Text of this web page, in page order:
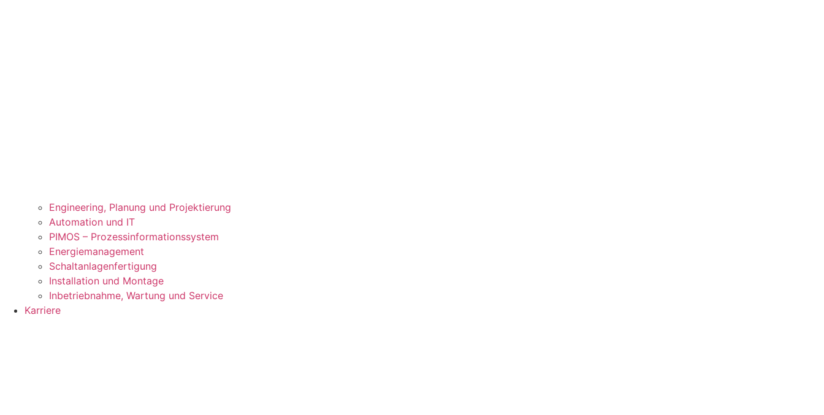
Engineering, Planung und Projektierung
Automation und IT
PIMOS – Prozessinformationssystem
Energiemanagement
Schaltanlagenfertigung
Installation und Montage
Inbetriebnahme, Wartung und Service
Karriere